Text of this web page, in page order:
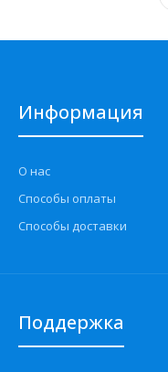
Информация
О нас
Способы оплаты
Способы доставки
Поддержка